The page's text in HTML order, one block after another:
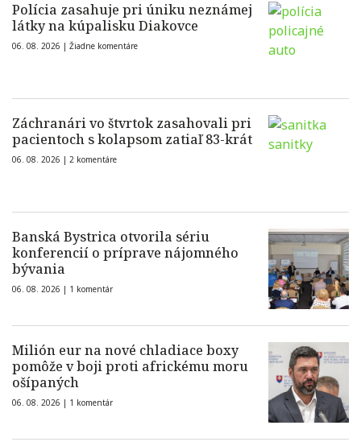
Polícia zasahuje pri úniku neznámej
látky na kúpalisku Diakovce
06. 08. 2026 | Žiadne komentáre
Záchranári vo štvrtok zasahovali pri
pacientoch s kolapsom zatiaľ 83-krát
06. 08. 2026 | 2 komentáre
Banská Bystrica otvorila sériu
konferencií o príprave nájomného
bývania
06. 08. 2026 | 1 komentár
Milión eur na nové chladiace boxy
pomôže v boji proti africkému moru
ošípaných
06. 08. 2026 | 1 komentár